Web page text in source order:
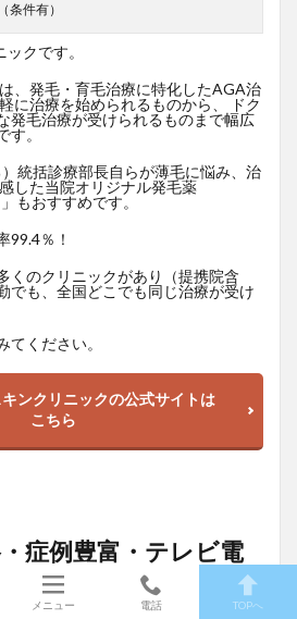
条件有）
クです。
、発毛・育毛治療に特化したAGA治
に治療を始められるものから、 ドク
発毛治療が受けられるものまで幅広
す。
統括診療部長自らが薄毛に悩み、治
した当院オリジナル発毛薬
もおすすめです。
99.4％！
くのクリニックがあり（提携院含
でも、全国どこでも同じ治療が受け
てください。
ンクリニックの公式サイトは
こちら
症例豊富・テレビ電
アクリニック」
メニュー 電話 TOPへ